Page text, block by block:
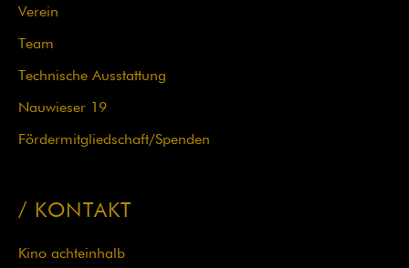
Verein
Team
Technische Ausstattung
Nauwieser 19
Fördermit­glied­schaft/Spenden
KONTAKT
Kino achteinhalb